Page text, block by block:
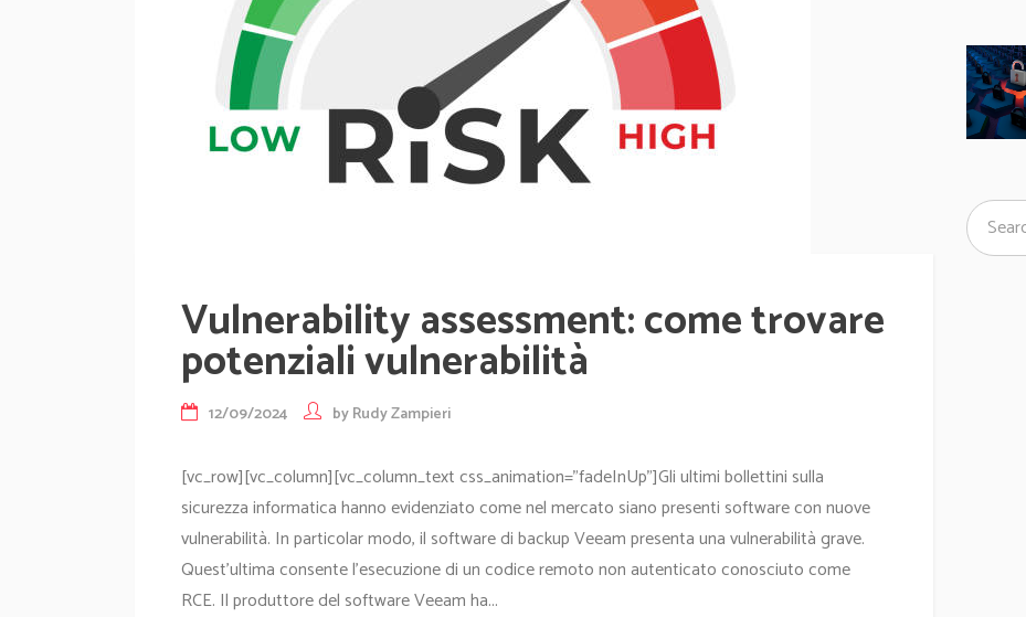
Vulnerability assessment: come trovare
potenziali vulnerabilità
12/09/2024 byRudy Zampieri
[vc_row][vc_column][vc_column_text css_animation="fadeInUp"]Gli ultimi bollettini sulla
sicurezza informatica hanno evidenziato come nel mercato siano presenti software con nuove
vulnerabilità. In particolar modo, il software di backup Veeam presenta una vulnerabilità grave.
Quest'ultima consente l’esecuzione di un codice remoto non autenticato conosciuto come
RCE. Il produttore del software Veeam ha...